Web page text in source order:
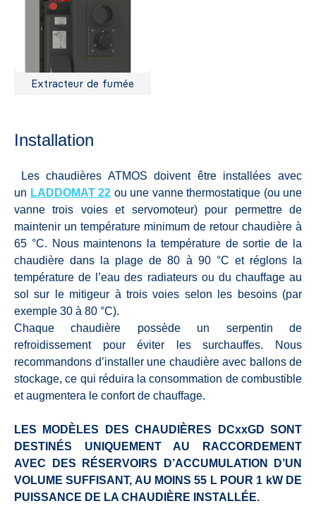
Extracteur de fumée
Installation
Les chaudières ATMOS doivent être installées avec
un LADDOMAT 22 ou une vanne thermostatique (ou une
vanne trois voies et servomoteur) pour permettre de
maintenir un température minimum de retour chaudière à
65 °C. Nous maintenons la température de sortie de la
chaudière dans la plage de 80 à 90 °C et réglons la
température de l’eau des radiateurs ou du chauffage au
sol sur le mitigeur à trois voies selon les besoins (par
exemple 30 à 80 °C).
Chaque chaudière possède un serpentin de
refroidissement pour éviter les surchauffes. Nous
recommandons d’installer une chaudière avec ballons de
stockage, ce qui réduira la consommation de combustible
et augmentera le confort de chauffage.
LES MODÈLES DES CHAUDIÈRES DCxxGD SONT
DESTINÉS UNIQUEMENT AU RACCORDEMENT
AVEC DES RÉSERVOIRS D’ACCUMULATION D’UN
VOLUME SUFFISANT, AU MOINS 55 L POUR 1 kW DE
PUISSANCE DE LA CHAUDIÈRE INSTALLÉE.